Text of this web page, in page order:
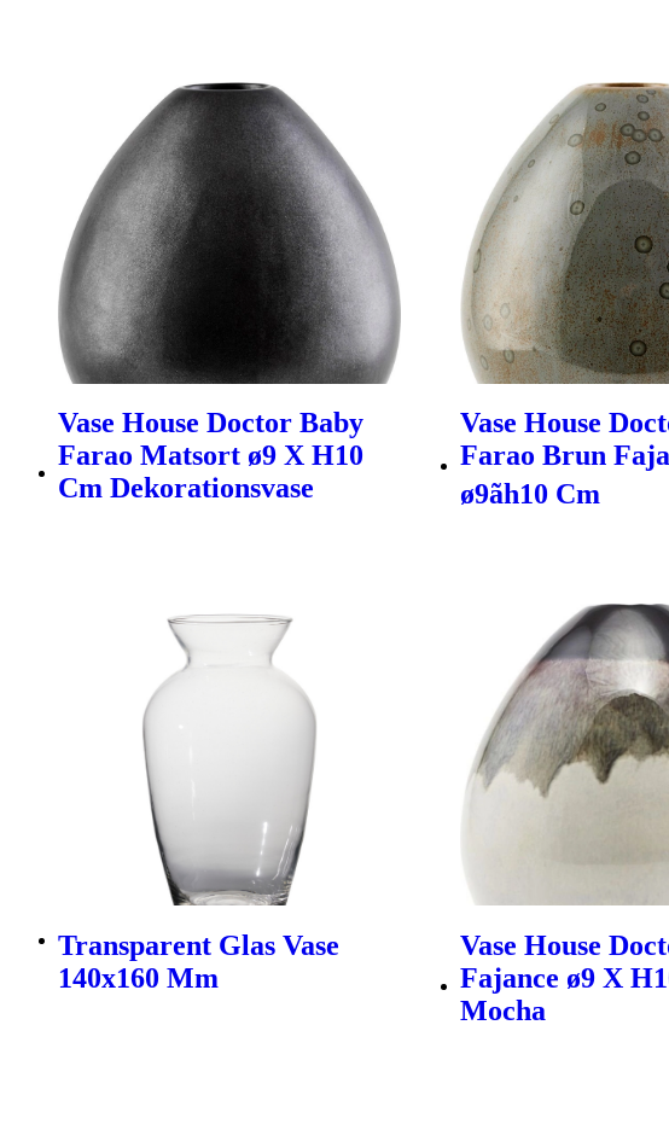
Vase House Doctor Baby
Farao Matsort ø9 X H10
Cm Dekorationsvase
Vase House
Farao Brun
ø9ãh10 Cm
Transparent Glas Vase
140x160 Mm
Vase House
Fajance ø9 X
Mocha